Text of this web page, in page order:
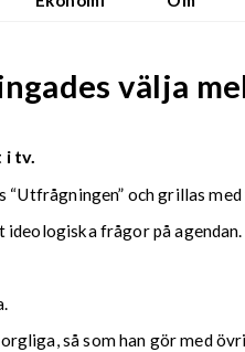
välja
i tv.
och grillas
ideologiska frågor på agendan.
så som han gör med